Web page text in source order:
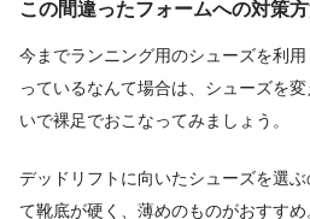
この間違ったフォームへの対策
今までランニング用のシューズを利
っているなんて場合は、シューズを
いで裸足でおこなってみましょう。
デッドリフトに向いたシューズを選
て靴底が硬く、薄めのものがおすすめ